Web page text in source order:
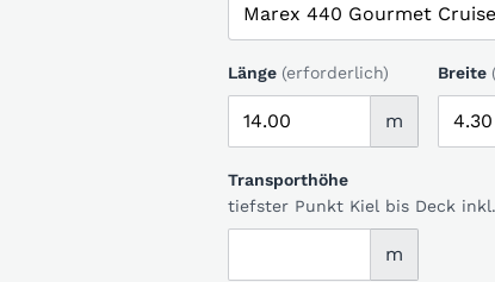
Länge (erforderlich)
m
Breite
Transporthöhe
tiefster Punkt Kiel bis Deck
m